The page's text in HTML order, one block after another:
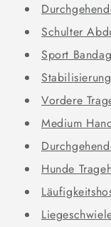
Schulter
Sport
Vordere
Medium
Hunde